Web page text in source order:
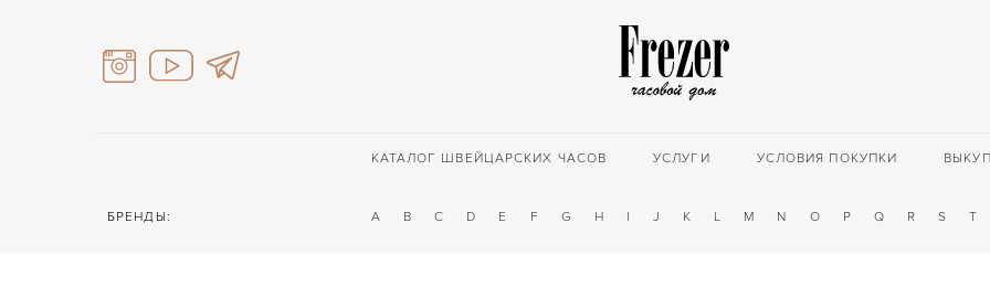
КАТАЛОГ ШВЕЙЦАРСКИХ ЧАСОВ УСЛУГИ УСЛОВИЯ ПОКУПКИ ВЫКУП
БРЕНДЫ: A B C D E F G H I J K L M N O P Q R S T